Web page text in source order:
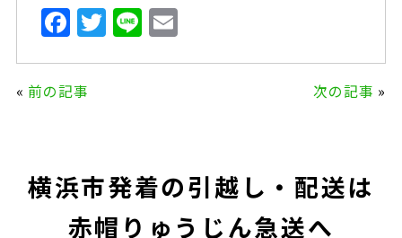
F
a
c
e
o
o
k
T
w
Li
n
E
« 前の記事 次の記事 »
横浜市発着の引越し・配送は
赤帽りゅうじん急送へ